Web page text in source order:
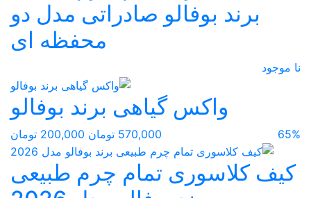
برند بوفالو صادراتی مدل دو
محفظه ای
نا موجود
واکس گیاهی برند بوفالو
65% 570,000 تومان 200,000 تومان
کیف کلاسوری تمام چرم طبیعی